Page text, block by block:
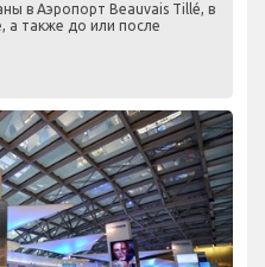
в Аэропорт Beauvais Tillé, в
а также до или после